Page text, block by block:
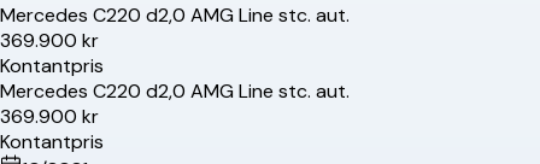
Mercedes C220 d2,0 AMG Line stc. aut.
369.900 kr
Kontantpris
Mercedes C220 d2,0 AMG Line stc. aut.
369.900 kr
Kontantpris